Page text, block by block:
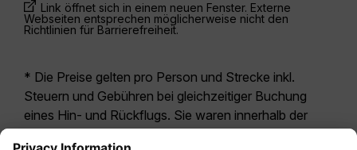
Link öffnet sich in einem neuen Fenster. Externe
Webseiten entsprechen möglicherweise nicht den
Richtlinien für Barrierefreiheit.
* Die Preise gelten pro Person und Strecke inkl.
Steuern und Gebühren bei gleichzeitiger Buchung
eines Hin- und Rückflugs. Sie waren innerhalb der